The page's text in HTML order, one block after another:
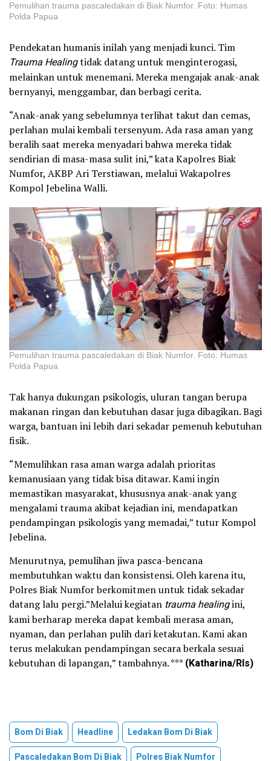
Pemulihan trauma pascaledakan di Biak Numfor. Foto: Humas
Polda Papua
Pendekatan humanis inilah yang menjadi kunci. Tim
Trauma Healingtidak datang untuk menginterogasi,
melainkan untuk menemani. Mereka mengajak anak-anak
bernyanyi, menggambar, dan berbagi cerita.
“Anak-anak yang sebelumnya terlihat takut dan cemas,
perlahan mulai kembali tersenyum. Ada rasa aman yang
beralih saat mereka menyadari bahwa mereka tidak
sendirian di masa-masa sulit ini,” kata Kapolres Biak
Numfor, AKBP Ari Terstiawan, melalui Wakapolres
Kompol Jebelina Walli.
Pemulihan trauma pascaledakan di Biak Numfor. Foto: Humas
Polda Papua
Tak hanya dukungan psikologis, uluran tangan berupa
makanan ringan dan kebutuhan dasar juga dibagikan. Bagi
warga, bantuan ini lebih dari sekadar pemenuh kebutuhan
fisik.
“Memulihkan rasa aman warga adalah prioritas
kemanusiaan yang tidak bisa ditawar. Kami ingin
memastikan masyarakat, khususnya anak-anak yang
mengalami trauma akibat kejadian ini, mendapatkan
pendampingan psikologis yang memadai,” tutur Kompol
Jebelina.
Menurutnya, pemulihan jiwa pasca-bencana
membutuhkan waktu dan konsistensi. Oleh karena itu,
Polres Biak Numfor berkomitmen untuk tidak sekadar
datang lalu pergi.”Melalui kegiatan trauma healingini,
kami berharap mereka dapat kembali merasa aman,
nyaman, dan perlahan pulih dari ketakutan. Kami akan
terus melakukan pendampingan secara berkala sesuai
kebutuhan di lapangan,” tambahnya. *** (Katharina/Rls)
Bom Di Biak Headline
Ledakan Bom Di Biak
Pascaledakan Bom Di Biak
Polres Biak Numfor